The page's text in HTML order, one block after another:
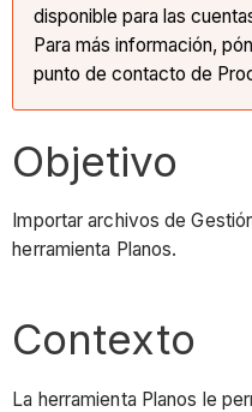
disponible para las
Para más información,
punto de contacto de
Objetivo
Importar archivos de
herramienta Planos.
Contexto
La herramienta Planos le